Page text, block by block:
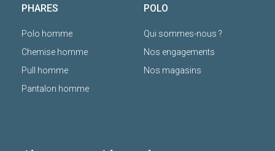
PHARES
Polo homme
Chemise homme
Pull homme
Pantalon homme
POLO
Qui sommes-nous ?
Nos engagements
Nos magasins